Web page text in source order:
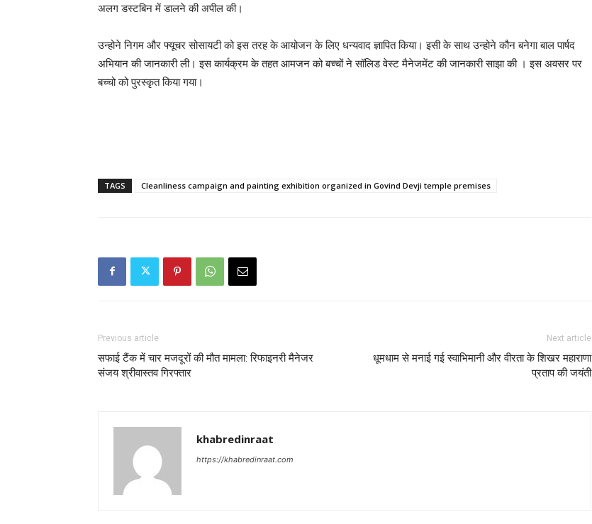
अलग डस्टबिन में डालने की अपील की।
उन्होने निगम और फ्यूचर सोसायटी को इस तरह के आयोजन के लिए धन्यवाद ज्ञापित किया। इसी के साथ उन्होने कौन बनेगा बाल पार्षद
अभियान की जानकारी ली। इस कार्यक्रम के तहत आमजन को बच्चों ने सॉलिड वेस्ट मैनेजमेंट की जानकारी साझा की । इस अवसर पर
बच्चो को पुरस्कृत किया गया।
TAGS Cleanliness campaign and painting exhibition organized in Govind Devji temple premises
Previous article
सफाई टैंक में चार मजदूरों की मौत मामला: रिफाइनरी मैनेजर
संजय श्रीवास्तव गिरफ्तार
Next article
धूमधाम से मनाई गई स्वाभिमानी और वीरता के शिखर महाराणा
प्रताप की जयंती
khabredinraat
https://khabredinraat.com